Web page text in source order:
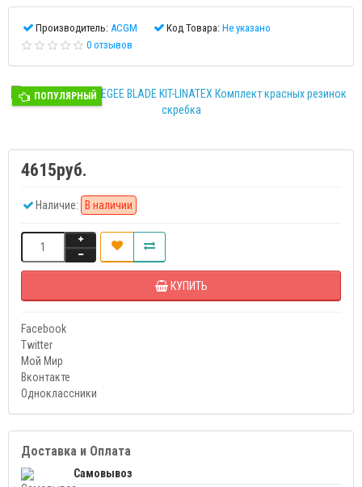
Производитель: ACGM Код Товара: Не указано
0 отзывов
ПОПУЛЯРНЫЙ
4615руб.
Наличие: В наличии
КУПИТЬ
Facebook
Twitter
Мой Мир
Вконтакте
Одноклассники
Доставка и Оплата
Самовывоз